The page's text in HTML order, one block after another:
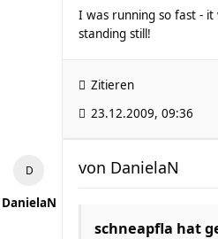
I was running so fast -
standing still!
Zitieren
23.12.2009, 09:36
DanielaN
von DanielaN
schneapfla hat